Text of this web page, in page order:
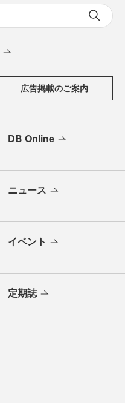
広告掲載のご案内
DB Online
ニュース
イベント
定期誌